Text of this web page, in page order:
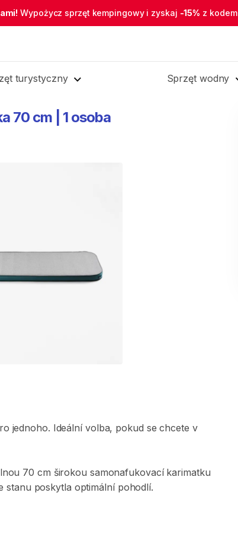
Wypożycz sprzęt kempingowy i zyskaj -15% z kodem
turystyczny Sprzęt wodny
70 cm 1 osoba
jednoho. Ideální volba​​​​,​ pokud se chcete v
70 cm širokou samonafukovací karimatku​​​
stanu poskytla optimální pohodlí.